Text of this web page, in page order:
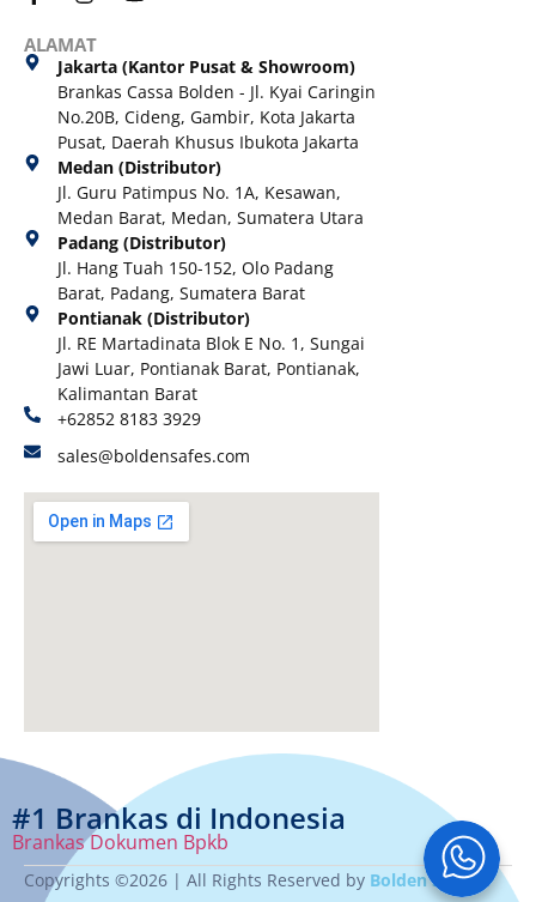
ALAMAT
Jakarta (Kantor Pusat & Showroom)
Brankas Cassa Bolden - Jl. Kyai Caringin
No.20B, Cideng, Gambir, Kota Jakarta
Pusat, Daerah Khusus Ibukota Jakarta
Medan (Distributor)
Jl. Guru Patimpus No. 1A, Kesawan,
Medan Barat, Medan, Sumatera Utara
Padang (Distributor)
Jl. Hang Tuah 150-152, Olo Padang
Barat, Padang, Sumatera Barat
Pontianak (Distributor)
Jl. RE Martadinata Blok E No. 1, Sungai
Jawi Luar, Pontianak Barat, Pontianak,
Kalimantan Barat
+62852 8183 3929
sales@boldensafes.com
#1 Brankas di Indonesia
Brankas Dokumen Bpkb
Copyrights ©2026 | All Rights Reserved by Bolden safes